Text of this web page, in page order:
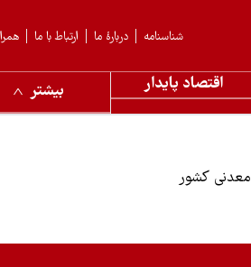
ارتباط با ما دربارهٔ ما شناسنامه
اقتصاد پایدار بیشتر
کشور